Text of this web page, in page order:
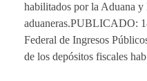
habilitados por la Aduana y
aduaneras.PUBLICADO:
Federal de Ingresos
de los depósitos fiscales